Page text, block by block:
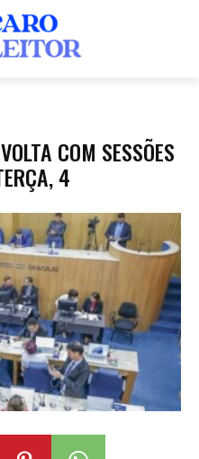
COM SESSÕES
4